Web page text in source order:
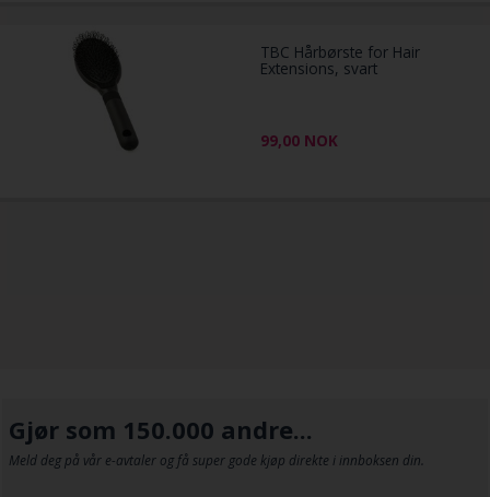
TBC Hårbørste for Hair
Extensions, svart
99,00 NOK
Gjør som 150.000 andre...
Meld deg på vår e-avtaler og få super gode kjøp direkte i innboksen din.